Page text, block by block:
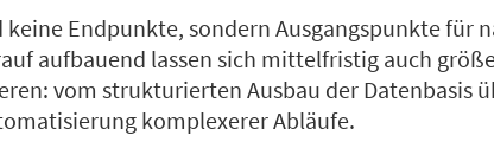
keine Endpunkte, sondern Ausgangspunkte für
aufbauend lassen sich mittelfristig auch
vom strukturierten Ausbau der Datenbasis
komplexerer Abläufe.